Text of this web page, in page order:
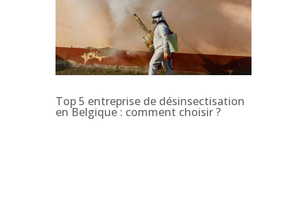
Top 5 entreprise de désinsectisation
en Belgique : comment choisir ?